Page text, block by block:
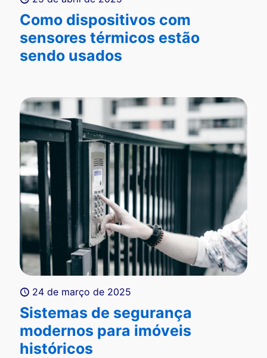
Como dispositivos com
sensores térmicos estão
sendo usados
24 de março de 2025
Sistemas de segurança
modernos para imóveis
históricos